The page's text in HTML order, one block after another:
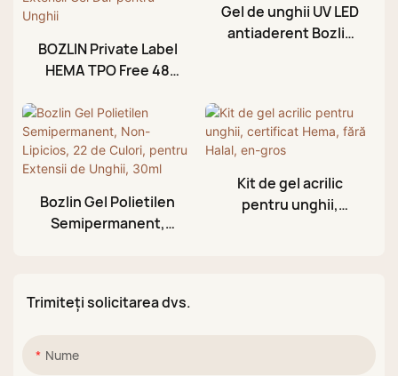
BOZLIN Private Label
HEMA TPO Free 48
Acrylic Gel Unghii
Extensii Gel Dur
pentru Unghii
Gel de unghii UV LED
antiaderent Bozlin
Bozlin Gel Polietilen
Semipermanent,
30ml
Kit de gel acrilic
pentru unghii,
Trimiteți solicitarea dvs.
Nume